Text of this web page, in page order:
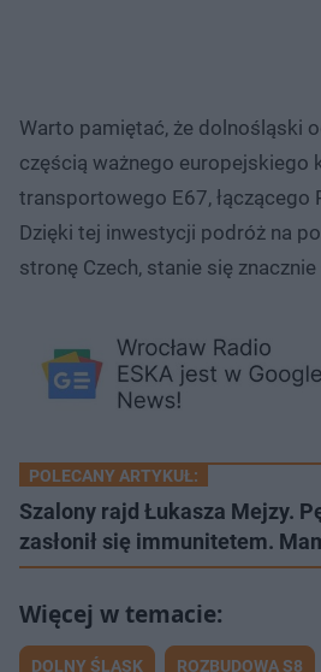
Warto pamiętać, że dolnośląski
częścią ważnego europejskiego
transportowego E67, łączącego
Dzięki tej inwestycji podróż na
stronę Czech, stanie się
POLECANY ARTYKUŁ:
Szalony rajd Łukasza Mejzy.
zasłonił się immunitetem.
DOLNY ŚLĄSK ROZBUDOWA S8